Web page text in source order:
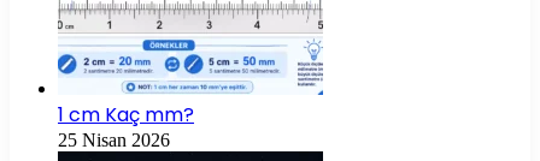
1 cm Kaç mm?
25 Nisan 2026